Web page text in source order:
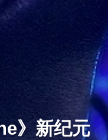
》新纪元